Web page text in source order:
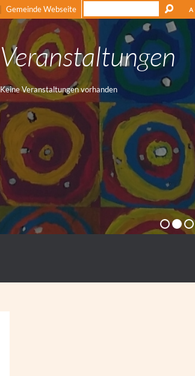
A
Gemeinde Webseite
Veranstaltungen
Keine Veranstaltungen vorhanden